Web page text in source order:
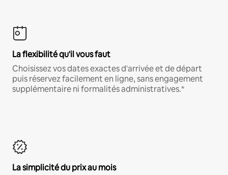
La flexibilité qu'il vous faut
Choisissez vos dates exactes d'arrivée et de départ
puis réservez facilement en ligne, sans engagement
supplémentaire ni formalités administratives.*
La simplicité du prix au mois